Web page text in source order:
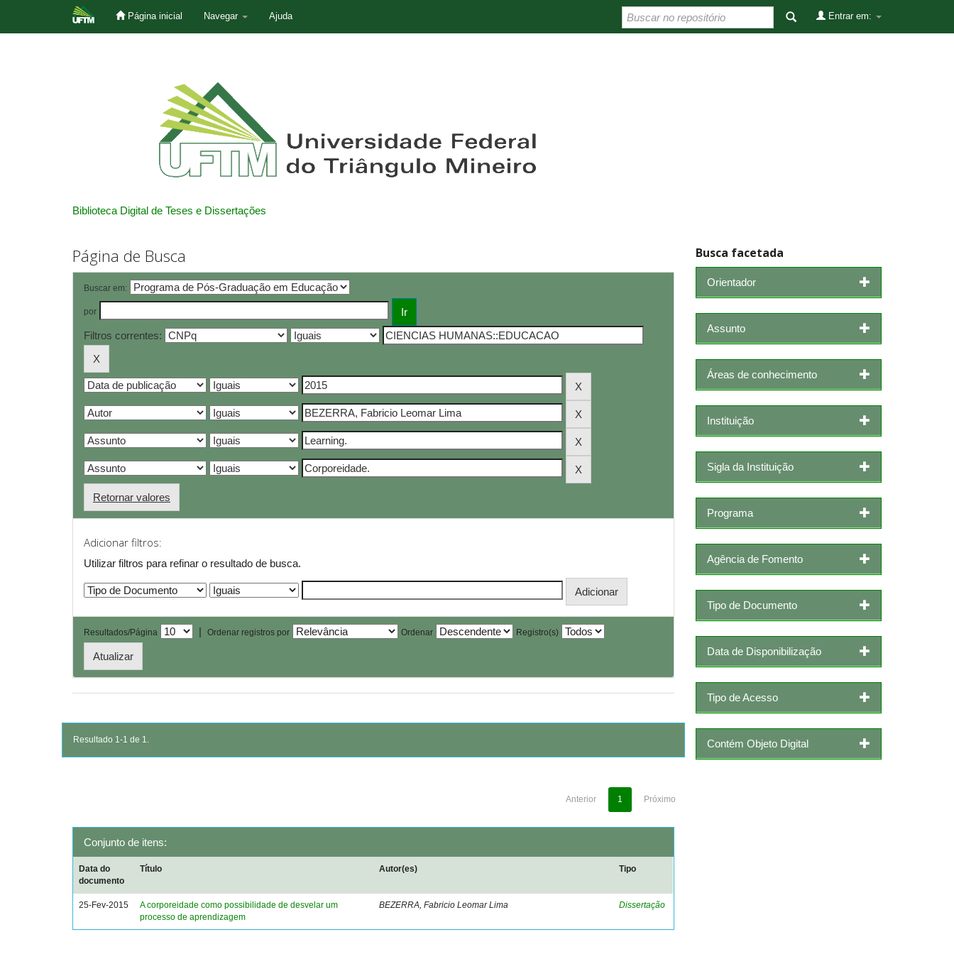
Página inicial Navegar Ajuda Entrar em:
Biblioteca Digital de Teses e Dissertações
Página de Busca
Buscar em:
por
Filtros correntes:
Retornar valores
Adicionar filtros:
Utilizar filtros para refinar o resultado de busca.
Resultados/Página | Ordenar registros por Ordenar Registro(s)
Resultado 1-1 de 1.
Anterior 1 Próximo
Conjunto de itens:
Data do
documento
Título Autor(es) Tipo
25-Fev-2015
A corporeidade como possibilidade de desvelar um
processo de aprendizagem
BEZERRA, Fabricio Leomar Lima Dissertação
Busca facetada
Orientador
Assunto
Áreas de conhecimento
Instituição
Sigla da Instituição
Programa
Agência de Fomento
Tipo de Documento
Data de Disponibilização
Tipo de Acesso
Contém Objeto Digital